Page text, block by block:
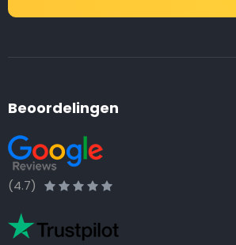
Beoordelingen
(4.7)